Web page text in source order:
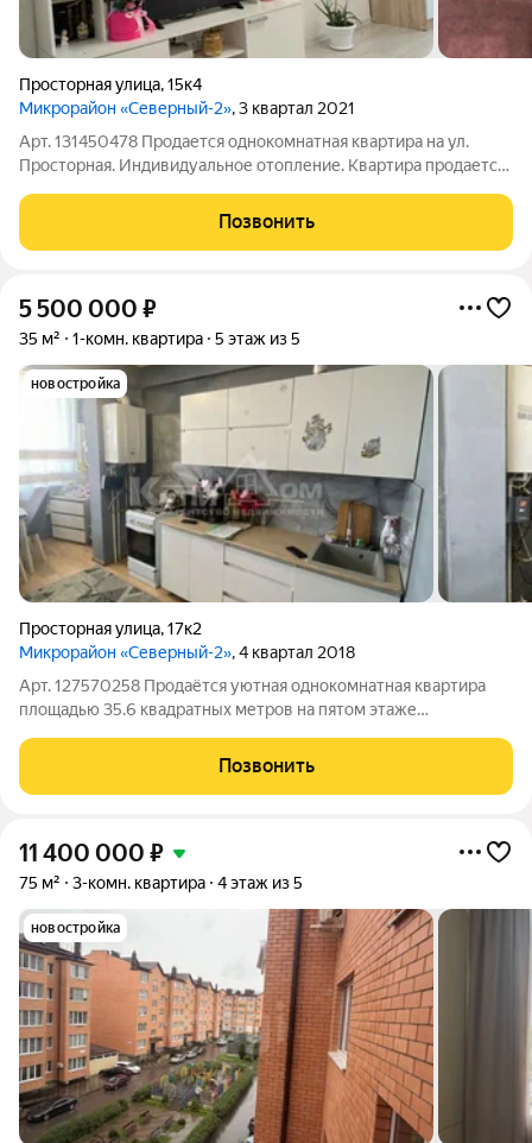
Просторная улица,15к4
Микрорайон «Северный-2», 3 квартал 2021
Арт. 131450478 Продается однокомнатная квартира на ул.
Просторная. Индивидуальное отопление. Квартира продается
очень удобная планировка. Очень развитый район, рядом,
школа, садик, парк Победы,
Позвонить
5 500 000 ₽
35 м² 1-комн. квартира 5 этаж из 5
новостройка
Просторная улица,17к2
Микрорайон «Северный-2», 4 квартал 2018
Арт. 127570258 Продаётся уютная однокомнатная квартира
площадью 35.6 квадратных метров на пятом этаже
город Ессентуки, микрорайон Северный, улица Просторная.
Дом построен в 2018 году, что
Позвонить
11 400 000 ₽
75 м² 3-комн. квартира 4 этаж из 5
новостройка